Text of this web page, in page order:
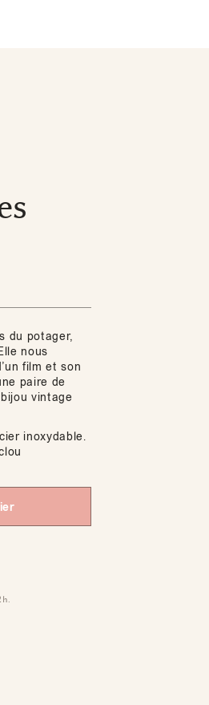
du potager,
nous
film et son
paire de
vintage
inoxydable.